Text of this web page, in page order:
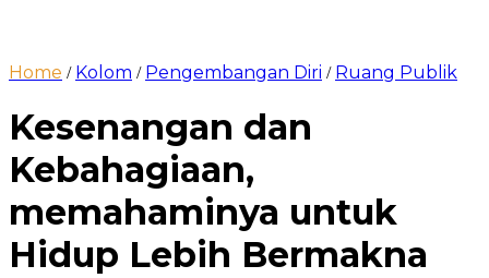
Home / Kolom / Pengembangan Diri / Ruang Publik
Kesenangan dan
Kebahagiaan,
memahaminya untuk
Hidup Lebih Bermakna